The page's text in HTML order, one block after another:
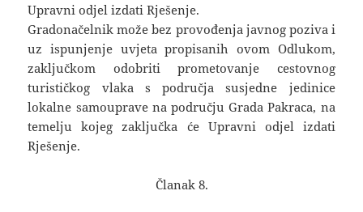
Upravni odjel izdati Rješenje.
Gradonačelnik može bez provođenja javnog poziva i
uz ispunjenje uvjeta propisanih ovom Odlukom,
zaključkom odobriti prometovanje cestovnog
turističkog vlaka s područja susjedne jedinice
lokalne samouprave na području Grada Pakraca, na
temelju kojeg zaključka će Upravni odjel izdati
Rješenje.
Članak 8.